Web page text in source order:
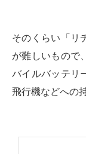
そのくらい「リ
が難しいもので
バイルバッテリ
飛行機などへの